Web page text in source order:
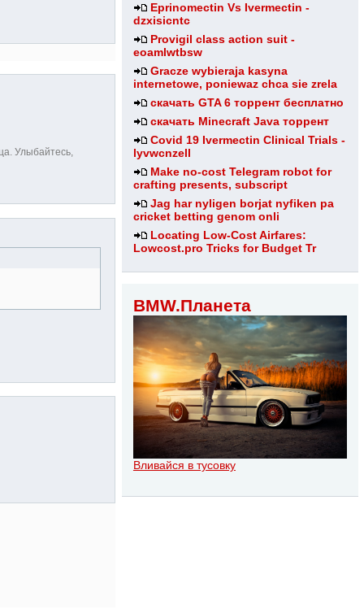
Eprinomectin Vs Ivermectin -
dzxisicntc
Provigil class action suit -
eoamlwtbsw
Gracze wybieraja kasyna
internetowe, poniewaz chca sie zrela
скачать GTA 6 торрент бесплатно
скачать Minecraft Java торрент
Covid 19 Ivermectin Clinical Trials -
lyvwcnzell
Make no-cost Telegram robot for
crafting presents, subscript
Jag har nyligen borjat nyfiken pa
cricket betting genom onli
Locating Low-Cost Airfares:
Lowcost.pro Tricks for Budget Tr
BMW.Планета
Вливайся в тусовку
Улыбайтесь,